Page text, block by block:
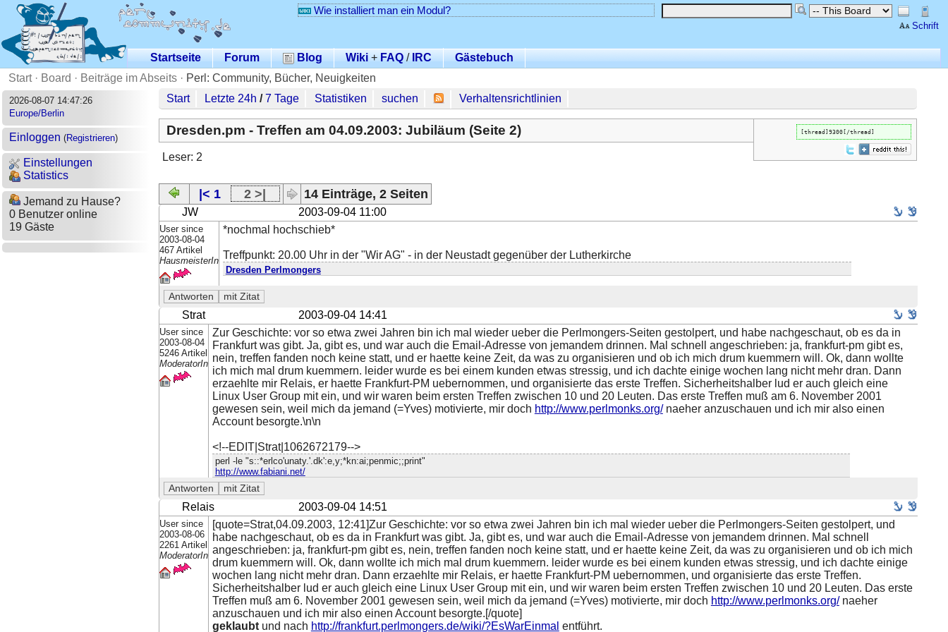
Schrift
Wie installiert man ein Modul?
Startseite Forum Blog Wiki+ FAQ /IRC
Gästebuch
Start· Board · Beiträge im Abseits · Perl: Community, Bücher, Neuigkeiten
2026-08-07 14:47:26
Europe/Berlin
Einloggen (Registrieren)
Einstellungen
Statistics
Jemand zu Hause?
0 Benutzer online
19 Gäste
Start Letzte 24h /7 Tage Statistiken suchen Verhaltensrichtlinien
[thread]9300[/thread]
Dresden.pm - Treffen am 04.09.2003: Jubiläum (Seite 2)
Leser: 2
|< 1 2 >| 14 Einträge, 2 Seiten
JW 2003-09-04 11:00
User since
2003-08-04
467 Artikel
HausmeisterIn
*nochmal hochschieb*
Treffpunkt: 20.00 Uhr in der "Wir AG" - in der Neustadt gegenüber der Lutherkirche
Dresden Perlmongers
Strat 2003-09-04 14:41
User since
2003-08-04
5246 Artikel
ModeratorIn
Zur Geschichte: vor so etwa zwei Jahren bin ich mal wieder ueber die Perlmongers-Seiten gestolpert, und habe nachgeschaut, ob es da in
Frankfurt was gibt. Ja, gibt es, und war auch die Email-Adresse von jemandem drinnen. Mal schnell angeschrieben: ja, frankfurt-pm gibt es,
nein, treffen fanden noch keine statt, und er haette keine Zeit, da was zu organisieren und ob ich mich drum kuemmern will. Ok, dann wollte
ich mich mal drum kuemmern. leider wurde es bei einem kunden etwas stressig, und ich dachte einige wochen lang nicht mehr dran. Dann
erzaehlte mir Relais, er haette Frankfurt-PM uebernommen, und organisierte das erste Treffen. Sicherheitshalber lud er auch gleich eine
Linux User Group mit ein, und wir waren beim ersten Treffen zwischen 10 und 20 Leuten. Das erste Treffen muß am 6. November 2001
gewesen sein, weil mich da jemand (=Yves) motivierte, mir doch http://www.perlmonks.org/naeher anzuschauen und ich mir also einen
Account besorgte.\n\n
<!--EDIT|Strat|1062672179-->
perl -le "s::*erlco'unaty.'.dk':e,y;*kn:ai;penmic;;print"
http://www.fabiani.net/
Relais 2003-09-04 14:51
User since
2003-08-06
2261 Artikel
ModeratorIn
[quote=Strat,04.09.2003, 12:41]Zur Geschichte: vor so etwa zwei Jahren bin ich mal wieder ueber die Perlmongers-Seiten gestolpert, und
habe nachgeschaut, ob es da in Frankfurt was gibt. Ja, gibt es, und war auch die Email-Adresse von jemandem drinnen. Mal schnell
angeschrieben: ja, frankfurt-pm gibt es, nein, treffen fanden noch keine statt, und er haette keine Zeit, da was zu organisieren und ob ich mich
drum kuemmern will. Ok, dann wollte ich mich mal drum kuemmern. leider wurde es bei einem kunden etwas stressig, und ich dachte einige
wochen lang nicht mehr dran. Dann erzaehlte mir Relais, er haette Frankfurt-PM uebernommen, und organisierte das erste Treffen.
Sicherheitshalber lud er auch gleich eine Linux User Group mit ein, und wir waren beim ersten Treffen zwischen 10 und 20 Leuten. Das erste
Treffen muß am 6. November 2001 gewesen sein, weil mich da jemand (=Yves) motivierte, mir doch http://www.perlmonks.org/naeher
anzuschauen und ich mir also einen Account besorgte.[/quote]
geklaubtund nach http://frankfurt.perlmongers.de/wiki/?EsWarEinmal entführt.